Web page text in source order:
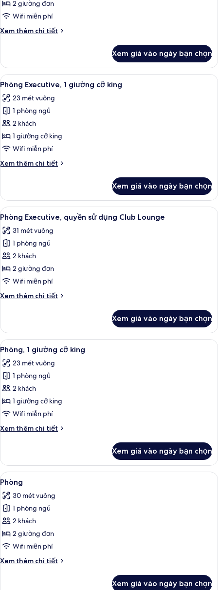
(Plaza)
2 giường đơn
Wifi miễn phí
Xem thêm chi tiết
Chi
Phòng
(Plaza)
Xem giá vào ngày bạn chọn
Xem
tất
cả
ảnh
Phòng
Executive,
1
cỡ
Bộ đồ giường cao cấp, két bảo mật
8
Phòng Executive, 1 giường cỡ king
23 mét vuông
1 phòng ngủ
2 khách
1 giường cỡ king
Wifi miễn phí
Xem thêm chi tiết
Chi
Phòng
Executive,
1
giường
cỡ
king
Xem giá vào ngày bạn chọn
Xem
tất
cả
ảnh
Phòng
Executive,
quyền
dụng
Bộ đồ giường cao cấp, két bảo mật
9
Phòng Executive, quyền sử dụng Club Lounge
31 mét vuông
1 phòng ngủ
2 khách
2 giường đơn
Wifi miễn phí
Xem thêm chi tiết
Chi
Phòng
Executive,
quyền
dụng
Club
Xem giá vào ngày bạn chọn
Xem
tất
cả
ảnh
Phòng,
1
giường
king
Bộ đồ giường cao cấp, két bảo mật
5
Phòng, 1 giường cỡ king
23 mét vuông
1 phòng ngủ
2 khách
1 giường cỡ king
Wifi miễn phí
Xem thêm chi tiết
Chi
Phòng,
giường
king
Xem giá vào ngày bạn chọn
Xem
tất
cả
ảnh
Phòng
Bộ đồ giường cao cấp, két bảo mật
5
Phòng
30 mét vuông
1 phòng ngủ
2 khách
2 giường đơn
Wifi miễn phí
Xem thêm chi tiết
Chi
Xem giá vào ngày bạn chọn